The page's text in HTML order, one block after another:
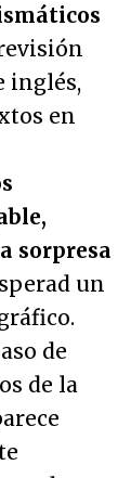
inglés,
en
sorpresa
un
de
de la